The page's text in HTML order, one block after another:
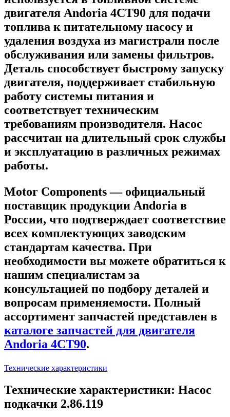
двигателя Andoria 4CT90 для подачи
топлива к питательному насосу и
удаления воздуха из магистрали после
обслуживания или замены фильтров.
Деталь способствует быстрому запуску
двигателя, поддерживает стабильную
работу системы питания и
соответствует техническим
требованиям производителя. Насос
рассчитан на длительный срок службы
и эксплуатацию в различных режимах
работы.
Motor Components — официальный
поставщик продукции Andoria в
России, что подтверждает соответствие
всех комплектующих заводским
стандартам качества. При
необходимости вы можете обратиться к
нашим специалистам за
консультацией по подбору деталей и
вопросам применяемости. Полный
ассортимент запчастей представлен в
каталоге запчастей для двигателя
Andoria 4CT90.
Технические характеристики
Технические характеристики: Насос
подкачки 2.86.119